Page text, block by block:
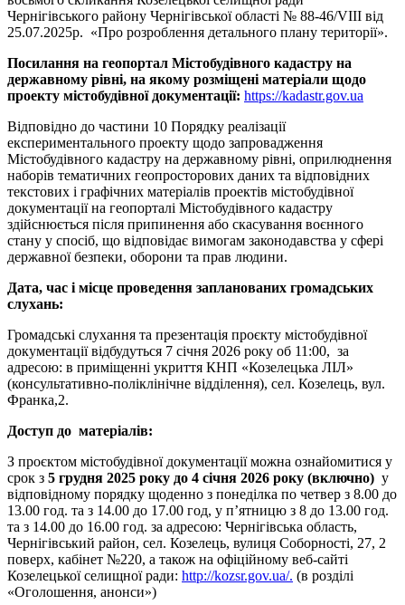
Чернігівського району Чернігівської області № 88-46/VІІІ від
25.07.2025р. «Про розроблення детального плану території».
Посилання на геопортал Містобудівного кадастру на
державному рівні, на якому розміщені матеріали щодо
проекту містобудівної документації: https://kadastr.gov.ua
Відповідно до частини 10 Порядку реалізації
експериментального проекту щодо запровадження
Містобудівного кадастру на державному рівні, оприлюднення
наборів тематичних геопросторових даних та відповідних
текстових і графічних матеріалів проектів містобудівної
документації на геопорталі Містобудівного кадастру
здійснюється після припинення або скасування воєнного
стану у спосіб, що відповідає вимогам законодавства у сфері
державної безпеки, оборони та прав людини.
Дата, час і місце проведення запланованих громадських
слухань:
Громадські слухання та презентація проєкту містобудівної
документації відбудуться 7 січня 2026 року об 11:00, за
адресою: в приміщенні укриття КНП «Козелецька ЛІЛ»
(консультативно-поліклінічне відділення), сел. Козелець, вул.
Франка,2.
Доступ до матеріалів:
З проєктом містобудівної документації можна ознайомитися у
срок з 5 грудня 2025 року до 4 січня 2026 року (включно) у
відповідному порядку щоденно з понеділка по четвер з 8.00 до
13.00 год. та з 14.00 до 17.00 год, у п’ятницю з 8 до 13.00 год.
та з 14.00 до 16.00 год. за адресою: Чернігівська область,
Чернігівський район, сел. Козелець, вулиця Соборності, 27, 2
поверх, кабінет №220, а також на офіційному веб-сайті
Козелецької селищної ради: http://kozsr.gov.ua/. (в розділі
«Оголошення, анонси»)